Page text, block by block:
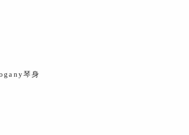
琴身